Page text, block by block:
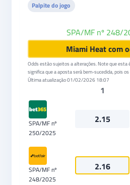
Palpite do jogo
SPA/MF nº 248/
Miami Heat com
Odds estão sujeitos a alterações. Note que esta
significa que a aposta será bem-sucedida, pois
Última atualização01/02/2026 18:07
1
SPA/MF nº
250/2025
2.15
SPA/MF nº
248/2025
2.16